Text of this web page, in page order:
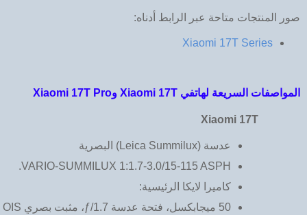
صور المنتجات متاحة عبر الرابط أدناه:
Xiaomi 17T Series
المواصفات السريعة لهاتفي Xiaomi 17T وXiaomi 17T Pro
Xiaomi 17T
عدسة (Leica Summilux) البصرية
VARIO-SUMMILUX 1:1.7-3.0/15-115 ASPH.
كاميرا لايكا الرئيسية:
50 ميجابكسل، فتحة عدسة ƒ/1.7، مثبت بصري OIS